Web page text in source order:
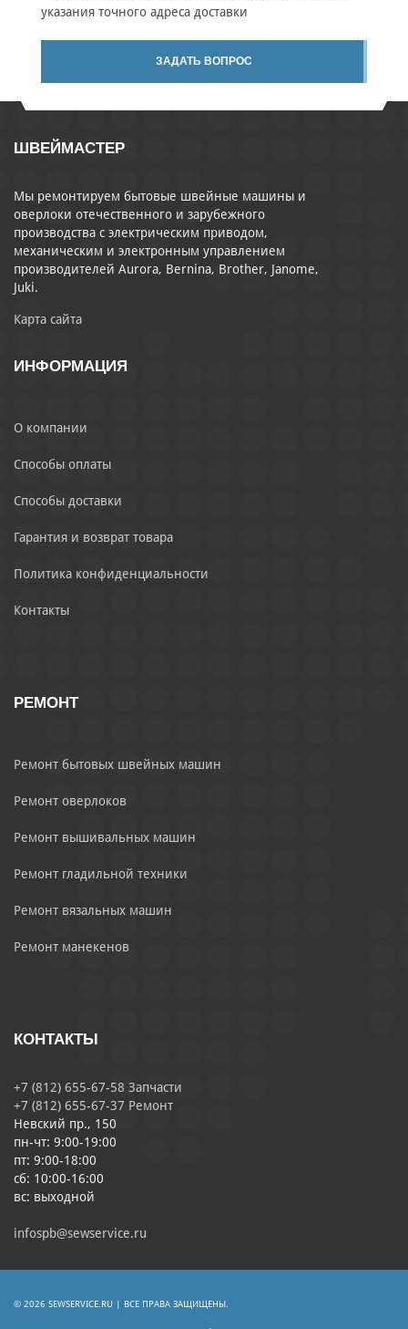
указания точного адреса доставки
ЗАДАТЬ ВОПРОС
ШВЕЙМАСТЕР
Мы ремонтируем бытовые швейные машины и
оверлоки отечественного и зарубежного
производства с электрическим приводом,
механическим и электронным управлением
производителей Aurora, Bernina, Brother, Janome,
Juki.
Карта сайта
ИНФОРМАЦИЯ
О компании
Способы оплаты
Способы доставки
Гарантия и возврат товара
Политика конфиденциальности
Контакты
РЕМОНТ
Ремонт бытовых швейных машин
Ремонт оверлоков
Ремонт вышивальных машин
Ремонт гладильной техники
Ремонт вязальных машин
Ремонт манекенов
КОНТАКТЫ
+7 (812) 655-67-58 Запчасти
+7 (812) 655-67-37 Ремонт
Невский пр., 150
пн-чт: 9:00-19:00
пт: 9:00-18:00
сб: 10:00-16:00
вс: выходной
infospb@sewservice.ru
© 2026 SEWSERVICE.RU | ВСЕ ПРАВА ЗАЩИЩЕНЫ.